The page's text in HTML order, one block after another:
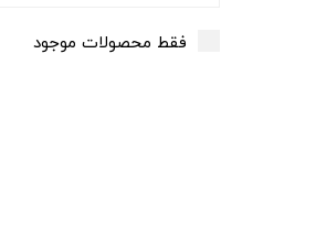
فقط محصولات موجود